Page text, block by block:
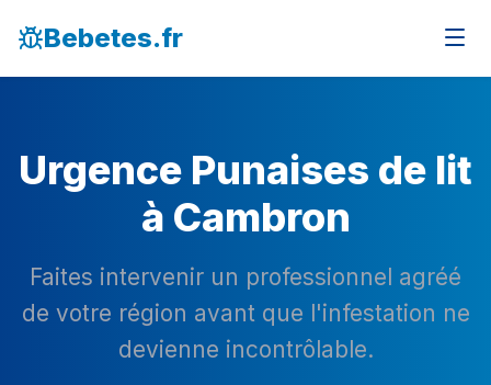
Bebetes.fr
Urgence Punaises de lit
à Cambron
Faites intervenir un professionnel agréé
de votre région avant que l'infestation ne
devienne incontrôlable.